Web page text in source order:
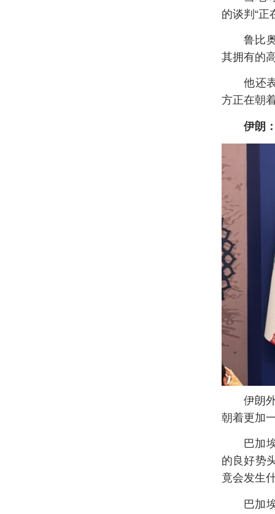
的谈判“正
鲁比
其拥有的
他还
方正在朝
伊朗
伊朗
朝着更加
巴加
的良好势
竟会发生
巴加